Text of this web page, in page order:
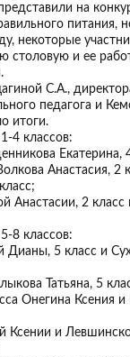
на
питания,
некоторые
столовую и ее
С.А.,
педагога и
итоги.
4 классов:
Екатерина,
Анастасия, 2
Анастасии, 2
8 классов:
Дианы, 5 класс и
Татьяна, 5
Онегина Ксения и
Ксении и